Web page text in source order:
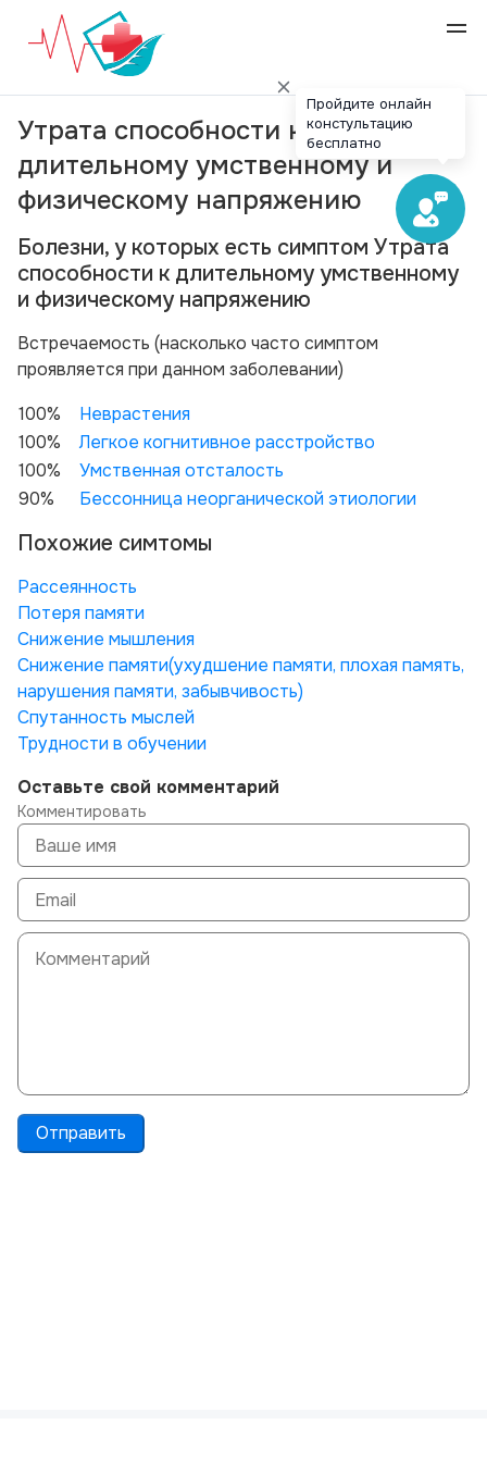
Утрата способности к
длительному умственному и
физическому напряжению
Болезни, у которых есть симптом Утрата
способности к длительному умственному
и физическому напряжению
Вcтречаемость (насколько часто симптом
проявляется при данном заболевании)
100%
Неврастения
100%
Легкое когнитивное расстройство
100%
Умственная отсталость
90%
Бессонница неорганической этиологии
Похожие симтомы
Рассеянность
Потеря памяти
Снижение мышления
Снижение памяти(ухудшение памяти, плохая память,
нарушения памяти, забывчивость)
Спутанность мыслей
Трудности в обучении
Оставьте свой комментарий
Комментировать
Отправить
Пройдите онлайн
констультацию
бесплатно